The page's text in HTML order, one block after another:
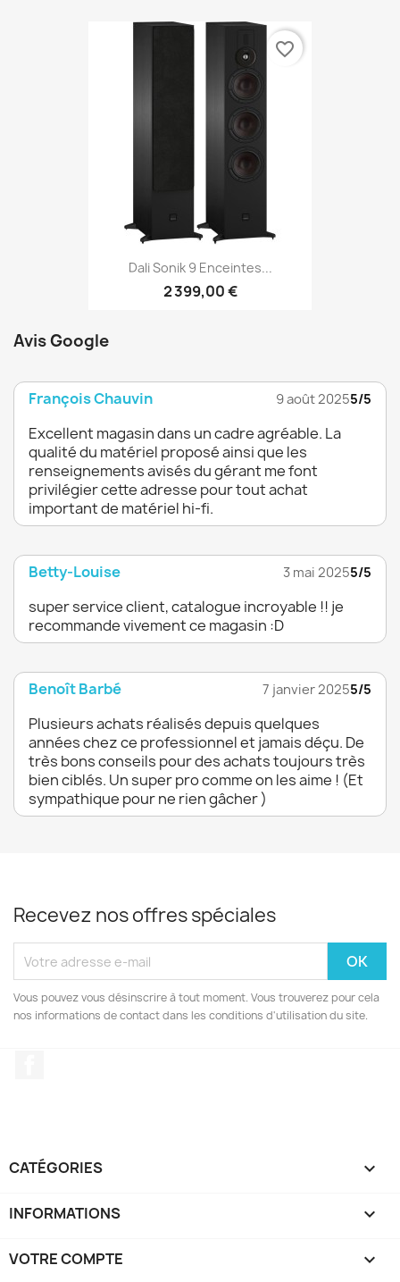
Dali Sonik 9 Enceintes...
2 399,00 €
favorite_border
Avis Google
François Chauvin 9 août 20255/5
Excellent magasin dans un cadre agréable. La
qualité du matériel proposé ainsi que les
renseignements avisés du gérant me font
privilégier cette adresse pour tout achat
important de matériel hi-fi.
Betty-Louise 3 mai 20255/5
super service client, catalogue incroyable !! je
recommande vivement ce magasin :D
Benoît Barbé 7 janvier 20255/5
Plusieurs achats réalisés depuis quelques
années chez ce professionnel et jamais déçu. De
très bons conseils pour des achats toujours très
bien ciblés. Un super pro comme on les aime ! (Et
sympathique pour ne rien gâcher )
Recevez nos offres spéciales
Vous pouvez vous désinscrire à tout moment. Vous trouverez pour cela
nos informations de contact dans les conditions d'utilisation du site.
CATÉGORIES 
INFORMATIONS 
VOTRE COMPTE 